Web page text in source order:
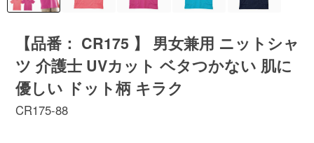
【品番： CR175 】 男女兼用 ニットシャ
ツ 介護士 UVカット ベタつかない 肌に
優しい ドット柄 キラク
CR175-88